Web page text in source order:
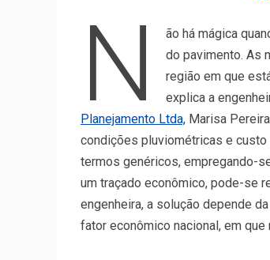
N
ão há mágica
do pavimento. As
região em que
explica a
Planejamento Ltda, Marisa
condições pluviométricas e custo
termos genéricos, empregando-
um traçado econômico, pode-se
engenheira, a solução depende
fator econômico nacional, em